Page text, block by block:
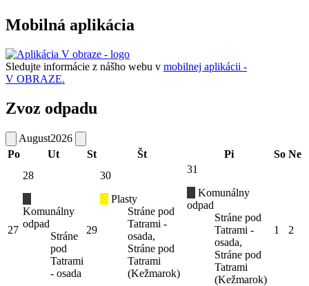
Mobilná aplikácia
Sledujte informácie z nášho webu v mobilnej aplikácii -
V OBRAZE.
Zvoz odpadu
August2026
Po
Ut St Št Pi So Ne
27
28
Komunálny
odpad
Stráne
pod
Tatrami
- osada
29
30
Plasty
Stráne pod
Tatrami -
osada,
Stráne pod
Tatrami
(Kežmarok)
31
Komunálny
odpad
Stráne pod
Tatrami -
osada,
Stráne pod
Tatrami
(Kežmarok)
1 2